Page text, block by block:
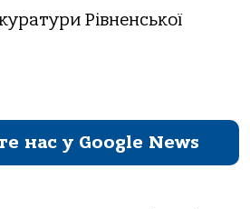
Рівненської
нас у Google News